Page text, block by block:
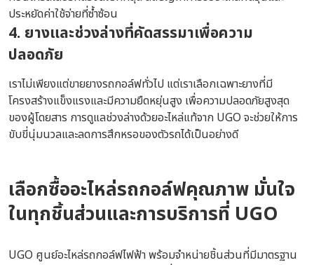
ประหยัดค่าใช้จ่ายที่ซ้ำซ้อน
4. ยางและช่วงล่างที่คัดสรรมาเพื่อความ
ปลอดภัย
เราไม่เพียงแต่ขายยางรถกอล์ฟทั่วไป แต่เราเลือกเฉพาะยางที่มี
โครงสร้างแข็งแรงและมีความยืดหยุ่นสูง เพื่อความปลอดภัยสูงสุด
ของผู้โดยสาร การดูแลช่วงล่างด้วยอะไหล่แท้จาก UGO จะช่วยให้การ
ขับขี่นุ่มนวลและลดการสึกหรอของตัวรถได้เป็นอย่างดี
เลือกซื้ออะไหล่รถกอล์ฟคุณภาพ มั่นใจ
ในทุกชิ้นส่วนและการบริการที่ UGO
UGO ศูนย์อะไหล่รถกอล์ฟไฟฟ้า พร้อมจำหน่ายชิ้นส่วนที่มีมาตรฐาน